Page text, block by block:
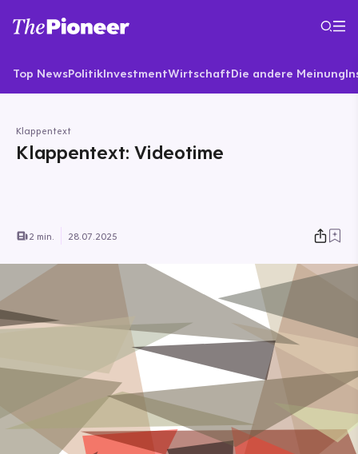
Top NewsPolitikInvestmentWirtschaftDie andere Meinung
Klappentext
Klappentext: Videotime
2 min. 28.07.2025